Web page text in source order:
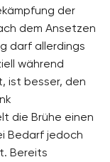
der
dem Ansetzen
darf allerdings
während
ist besser, den
die Brühe einen
Bedarf jedoch
Bereits